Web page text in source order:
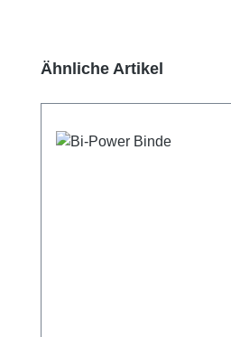
Produktgalerie überspringen
Ähnliche Artikel